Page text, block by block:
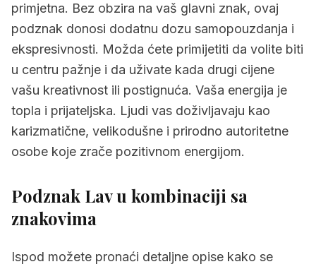
3.12
Ribe i podznak Lav
Podznak Lav u ljubavi i odnosima
5. Karijera i profesionalni život za podznak
Lav
6. Izazovi podznaka Lav
7. Savjeti za osobe s podznakom Lav
primjetna. Bez obzira na vaš glavni znak, ovaj
podznak donosi dodatnu dozu samopouzdanja i
ekspresivnosti. Možda ćete primijetiti da volite biti
u centru pažnje i da uživate kada drugi cijene
vašu kreativnost ili postignuća. Vaša energija je
topla i prijateljska. Ljudi vas doživljavaju kao
karizmatične, velikodušne i prirodno autoritetne
osobe koje zrače pozitivnom energijom.
Podznak Lav u kombinaciji sa
znakovima
Ispod možete pronaći detaljne opise kako se